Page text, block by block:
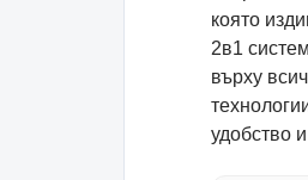
която
2в1
върху
удобство